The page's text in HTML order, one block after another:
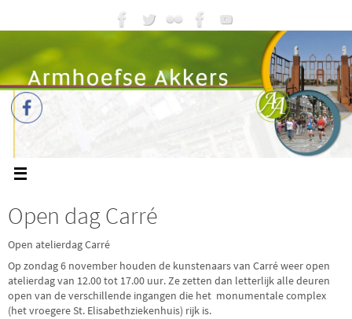
Open dag Carré
Open atelierdag Carré
Op zondag 6 november houden de kunstenaars van Carré weer open
atelierdag van 12.00 tot 17.00 uur. Ze zetten dan letterlijk alle deuren
open van de verschillende ingangen die het monumentale complex
(het vroegere St. Elisabethziekenhuis) rijk is.